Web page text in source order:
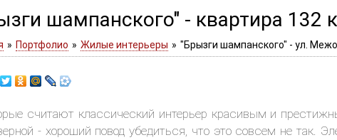
шампанского" - квартира 132
» Портфолио » Жилые интерьеры » "Брызги шампанского" - ул.
считают классический интерьер красивым и
- хороший повод убедиться, что это совсем не так.